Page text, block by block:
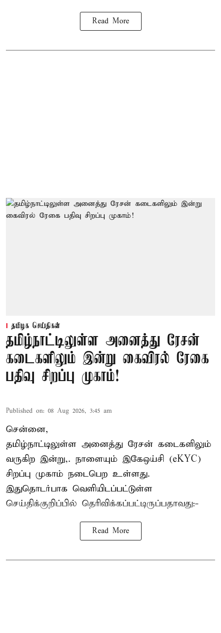
Read More
தமிழக செய்திகள்
தமிழ்நாட்டிலுள்ள அனைத்து ரேசன்
கடைகளிலும் இன்று கைவிரல் ரேகை
பதிவு சிறப்பு முகாம்!
Published on: 08 Aug 2026, 3:45 am
சென்னை,
தமிழ்நாட்டிலுள்ள அனைத்து ரேசன் கடைகளிலும்
வருகிற இன்று,. நாளையும் இகேஒய்சி (eKYC)
சிறப்பு முகாம் நடைபெற உள்ளது.
இதுதொடர்பாக வெளியிடப்பட்டுள்ள
செய்திக்குறிப்பில் தெரிவிக்கப்பட்டிருப்பதாவது:-
Read More